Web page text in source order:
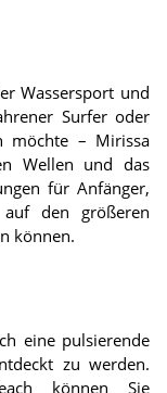
Wassersport und
Surfer oder
möchte – Mirissa
Wellen und das
für Anfänger,
den größeren
können.
eine pulsierende
zu werden.
können Sie